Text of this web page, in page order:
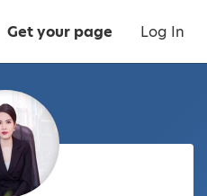
Get your page Log In